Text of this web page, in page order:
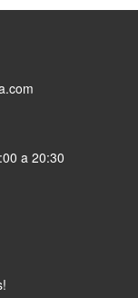
a 20:30